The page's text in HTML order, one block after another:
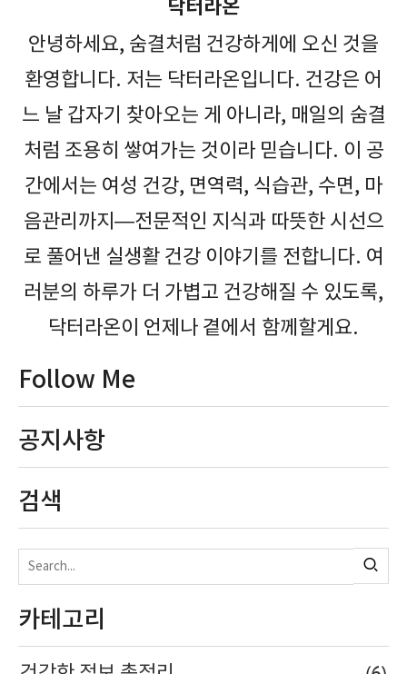
닥터라온
안녕하세요, 숨결처럼 건강하게에 오신 것을
환영합니다. 저는 닥터라온입니다. 건강은 어
느 날 갑자기 찾아오는 게 아니라, 매일의 숨결
처럼 조용히 쌓여가는 것이라 믿습니다. 이 공
간에서는 여성 건강, 면역력, 식습관, 수면, 마
음관리까지—전문적인 지식과 따뜻한 시선으
로 풀어낸 실생활 건강 이야기를 전합니다. 여
러분의 하루가 더 가볍고 건강해질 수 있도록,
닥터라온이 언제나 곁에서 함께할게요.
Follow Me
공지사항
검색
카테고리